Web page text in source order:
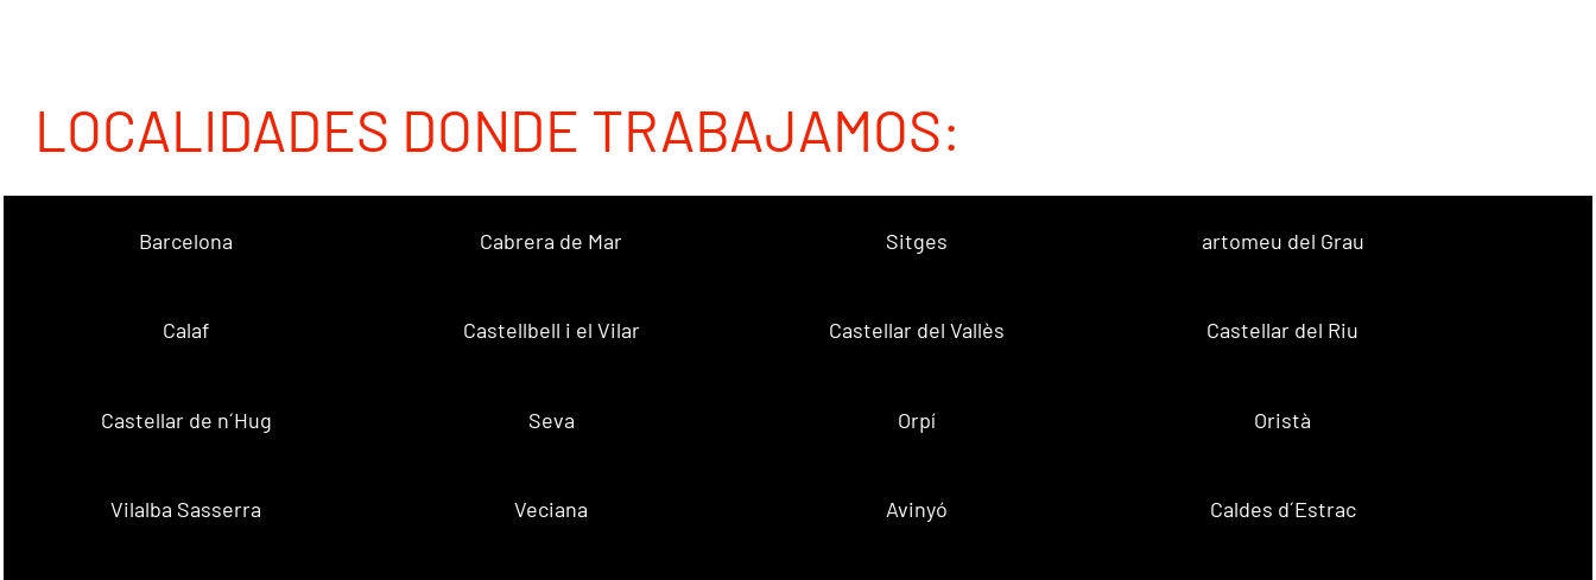
LOCALIDADES DONDE TRABAJAMOS:
Barcelona Cabrera de Mar Sitges artomeu del Grau
Calaf Castellbell i el Vilar Castellar del Vallès Castellar del Riu
Castellar de n´Hug Seva Orpí Oristà
Vilalba Sasserra Veciana Avinyó Caldes d´Estrac